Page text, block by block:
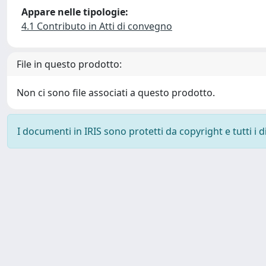
Appare nelle tipologie:
4.1 Contributo in Atti di convegno
File in questo prodotto:
Non ci sono file associati a questo prodotto.
I documenti in IRIS sono protetti da copyright e tutti i